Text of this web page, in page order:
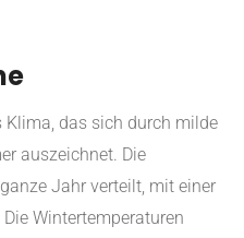
Klima, das sich durch milde
auszeichnet. Die
Jahr verteilt, mit einer
Wintertemperaturen